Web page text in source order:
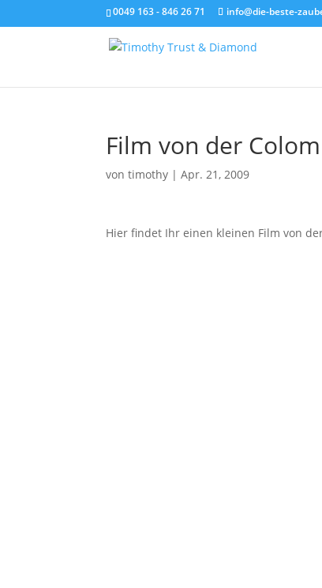
0049 163 - 846 26 71 info@die-beste-
Film von der
vontimothy |Apr. 21, 2009
Hier findet Ihr einen kleinen Film von